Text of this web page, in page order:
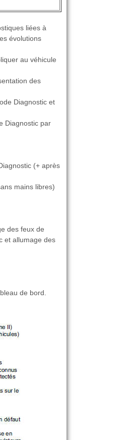
liées à
évolutions
au véhicule
des
Diagnostic et
Diagnostic par
(+ après
mains libres)
des feux de
et allumage des
de bord.